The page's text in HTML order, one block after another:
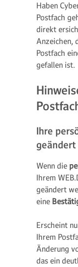
Haben
Postfach
direkt
Anzeichen,
Postfach
gefallen ist.
Ihre
geändert
Wenn die
Ihrem
geändert
eine
Erscheint
Ihrem
Änderung
das ein